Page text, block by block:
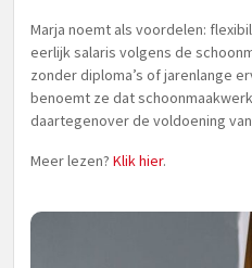
Marja noemt als voordelen:
eerlijk salaris volgens de
zonder diploma’s of jarenlange
benoemt ze dat
daartegenover de voldoening
Meer lezen? Klik hier.